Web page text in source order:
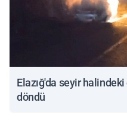
Elazığ'da seyir
döndü